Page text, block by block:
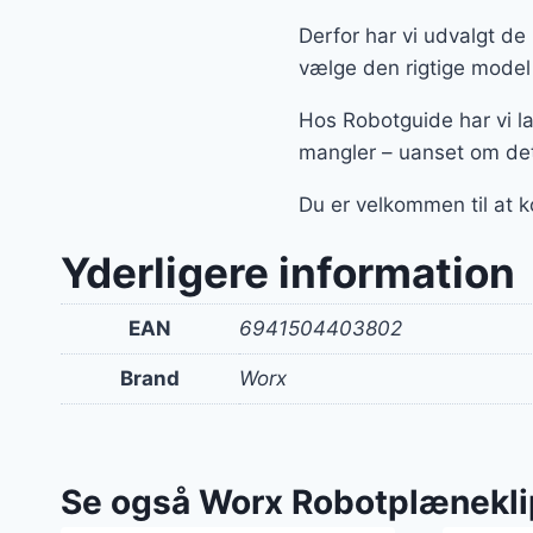
Derfor har vi udvalgt
vælge den rigtige
Hos Robotguide har vi
mangler – uanset om
Du er velkommen til at
Yderligere information
EAN 6941504403802
Brand Worx
Se også Worx